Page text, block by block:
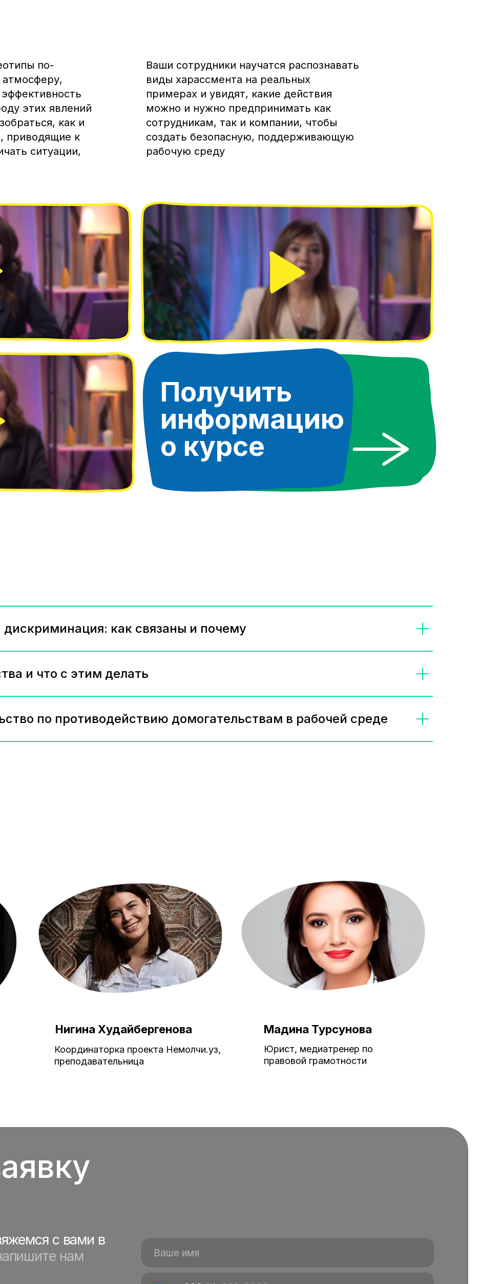
Ваши сотрудники научатся распознавать
виды харассмента на реальных
примерах и увидят, какие действия
можно и нужно предпринимать как
сотрудникам, так и компании, чтобы
создать безопасную, поддерживающую
рабочую среду
по-
этих явлений
как и
приводящие к
ситуации,
Получить
информацию
о курсе
как связаны и почему
и что с этим делать
по противодействию домогательствам в рабочей среде
Координаторка проекта Немолчи.уз,
преподавательница
Нигина Худайбергенова
Юрист, медиатренер по
правовой грамотности
Мадина Турсунова
с вами в
нам